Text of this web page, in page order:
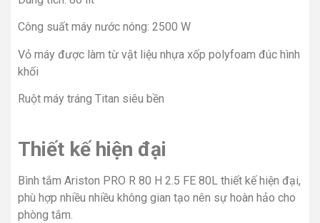
Công suất máy nước nóng: 2500 W
Vỏ máy được làm từ vật liệu nhựa xốp polyfoam đúc hình
khối
Ruột máy tráng Titan siêu bền​
Thiết kế hiện đại
Bình tắm Ariston PRO R 80 H 2.5 FE 80L thiết kế hiện đại,
phù hợp nhiều nhiều không gian tạo nên sự hoàn hảo cho
phòng tắm.